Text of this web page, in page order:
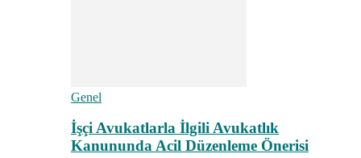
Genel
İşçi Avukatlarla İlgili Avukatlık
Kanununda Acil Düzenleme Önerisi